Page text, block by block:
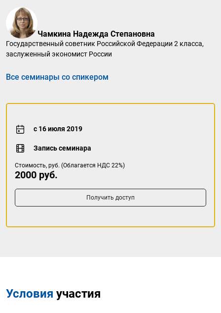
Чамкина Надежда Степановна
Государственный советник Российской Федерации 2 класса,
заслуженный экономист России
Все семинары со спикером
с 16 июля 2019
Запись семинара
Стоимость, руб. (Облагается НДС 22%)
2000 руб.
Получить доступ
Условия участия